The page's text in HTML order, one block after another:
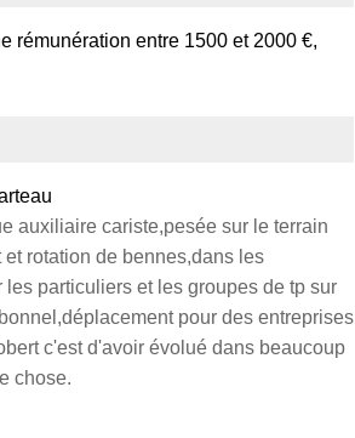
rémunération entre 1500 et 2000 €,
auxiliaire cariste,pesée sur le terrain
rotation de bennes,dans les
particuliers et les groupes de tp sur
pour des entreprises
c'est d'avoir évolué dans beaucoup
chose.